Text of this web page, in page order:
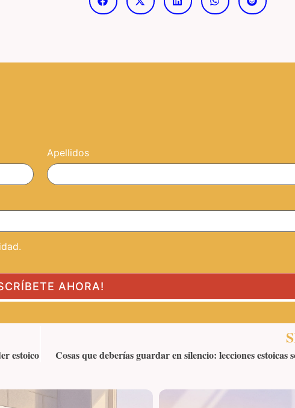
Apellidos
estoico Cosas que deberías guardar en silencio: lecciones estoicas